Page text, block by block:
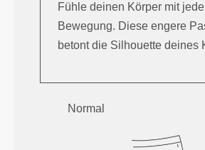
Fühle deinen Körper mit
Bewegung. Diese engere
betont die Silhouette deines
Normal